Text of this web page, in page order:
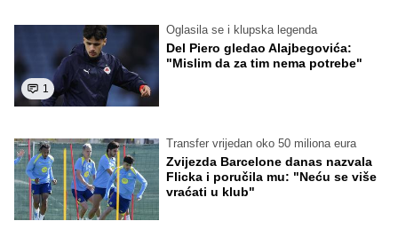
1
Oglasila se i klupska legenda
Del Piero gledao Alajbegovića:
"Mislim da za tim nema potrebe"
Transfer vrijedan oko 50 miliona eura
Zvijezda Barcelone danas nazvala
Flicka i poručila mu: "Neću se više
vraćati u klub"